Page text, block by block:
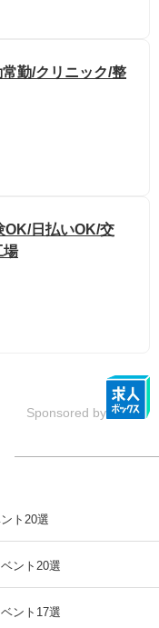
常勤/クリニック/整
OK/日払いOK/交
場
Sponsored by
ト20選
ント20選
ント17選